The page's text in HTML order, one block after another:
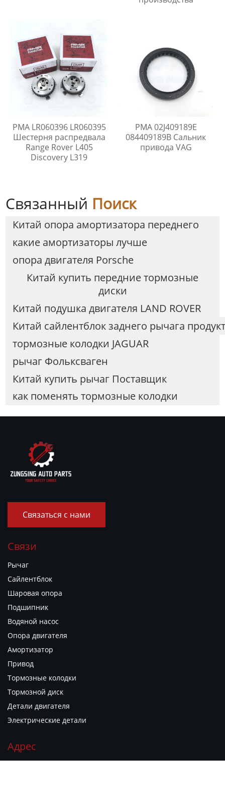
PMA LR060396 LR060395
Шестерня распредвала
Range Rover L405
Discovery L319
PMA 02J409189E
084409189B Сальник
привода VAG
Связанный Поиск
Китай опора амортизатора переднего
какие амортизаторы лучше
опора двигателя Porsche
Китай купить передние тормозные
диски
Китай подушка двигателя LAND ROVER
Китай сайлентблок заднего рычага продукт
тормозные колодки JAGUAR
рычаг Фольксваген
Китай купить рычаг Поставщик
как поменять тормозные колодки
Связаться с нами
Связи
Рычаг
Сайлентблок
Шаровая опора
Подшипник
Водяной насос
Опора двигателя
Амортизатор
Привод
Тормозные колодки
Тормозной диск
Детали двигателя
Электрические детали
Адрес